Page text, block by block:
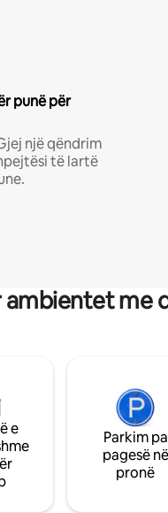
punë për
një qëndrim
të lartë
me
e
Parkim pa
pagesë në
pronë